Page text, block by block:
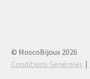
© MoscoBijoux 2026
Conditions Générales